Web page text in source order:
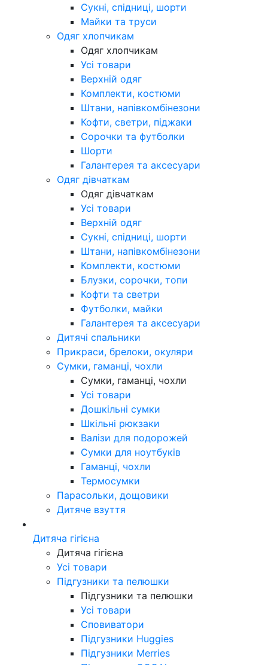
Сукні, спідниці, шорти
Майки та труси
Одяг хлопчикам
Одяг хлопчикам
Усі товари
Верхній одяг
Комплекти, костюми
Штани, напівкомбінезони
Кофти, светри, піджаки
Сорочки та футболки
Шорти
Галантерея та аксесуари
Одяг дівчаткам
Одяг дівчаткам
Усі товари
Верхній одяг
Сукні, спідниці, шорти
Штани, напівкомбінезони
Комплекти, костюми
Блузки, сорочки, топи
Кофти та светри
Футболки, майки
Галантерея та аксесуари
Дитячі спальники
Прикраси, брелоки, окуляри
Сумки, гаманці, чохли
Сумки, гаманці, чохли
Усі товари
Дошкільні сумки
Шкільні рюкзаки
Валізи для подорожей
Сумки для ноутбуків
Гаманці, чохли
Термосумки
Парасольки, дощовики
Дитяче взуття
Дитяча гігієна
Дитяча гігієна
Усі товари
Підгузники та пелюшки
Підгузники та пелюшки
Усі товари
Сповиватори
Підгузники Huggies
Підгузники Merries